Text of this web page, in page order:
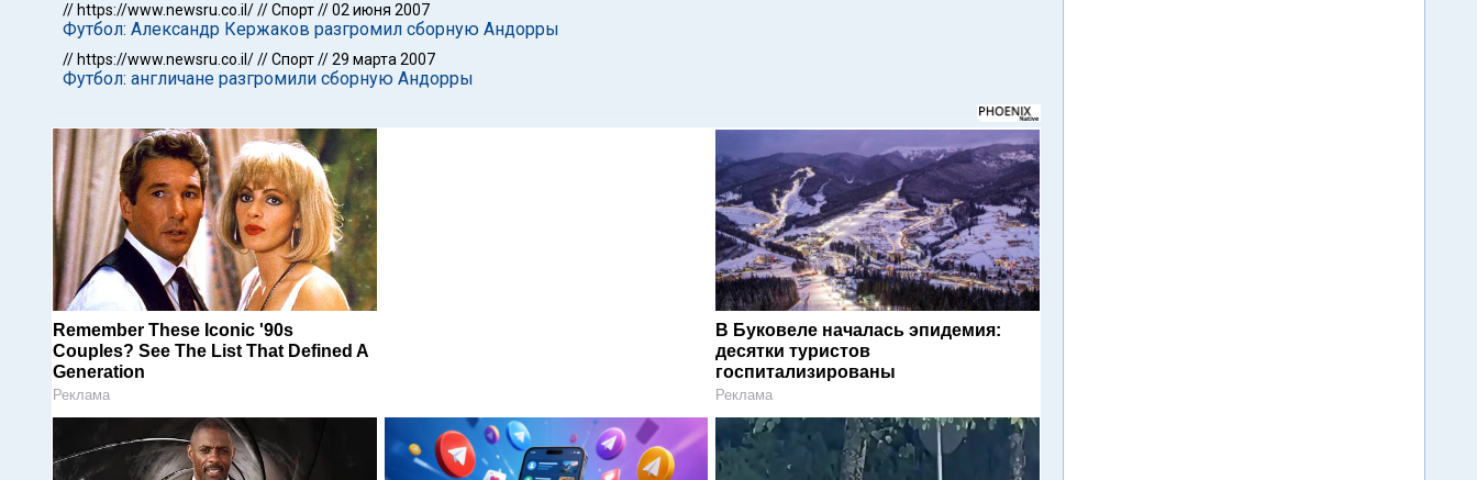
// https://www.newsru.co.il///Спорт//02 июня 2007
Футбол: Александр Кержаков разгромил сборную Андорры
// https://www.newsru.co.il///Спорт//29 марта 2007
Футбол: англичане разгромили сборную Андорры
Remember These Iconic '90s
Couples? See The List That Defined A
Generation
Реклама
В Буковеле началась эпидемия:
десятки туристов
госпитализированы
Реклама